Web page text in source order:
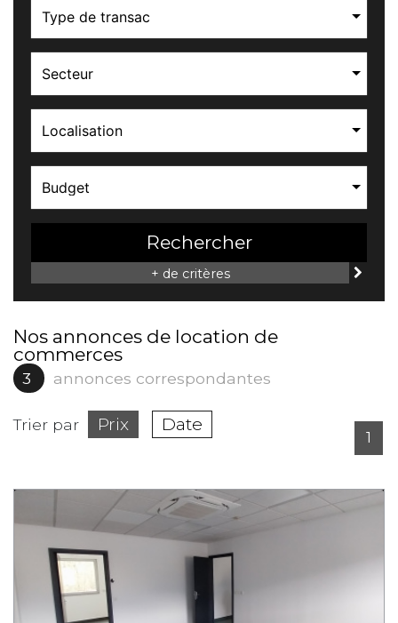
Type de transac
Secteur
Localisation
Budget
Rechercher
+ de critères
Nos annonces de location de
commerces
3 annonces correspondantes
Trier par Prix Date
1